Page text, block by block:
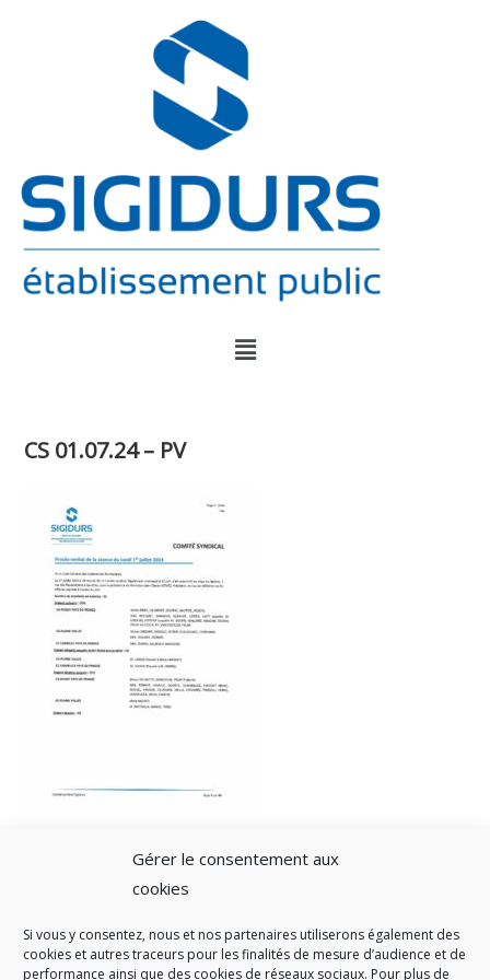
Gérer le consentement aux
cookies
Si vous y consentez, nous et nos partenaires utiliserons également des
cookies et autres traceurs pour les finalités de mesure d’audience et de
performance ainsi que des cookies de réseaux sociaux. Pour plus de
CS 01.07.24 – PV
A SAVOIR